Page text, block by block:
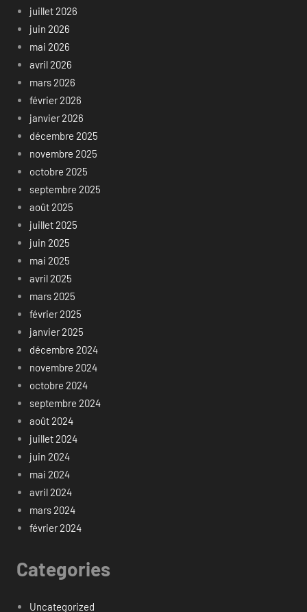
juillet 2026
juin 2026
mai 2026
avril 2026
mars 2026
février 2026
janvier 2026
décembre 2025
novembre 2025
octobre 2025
septembre 2025
août 2025
juillet 2025
juin 2025
mai 2025
avril 2025
mars 2025
février 2025
janvier 2025
décembre 2024
novembre 2024
octobre 2024
septembre 2024
août 2024
juillet 2024
juin 2024
mai 2024
avril 2024
mars 2024
février 2024
Categories
Uncategorized